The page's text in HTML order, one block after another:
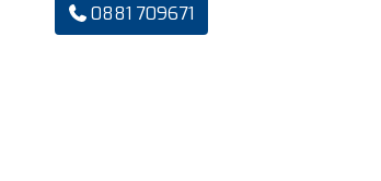
0881 709671